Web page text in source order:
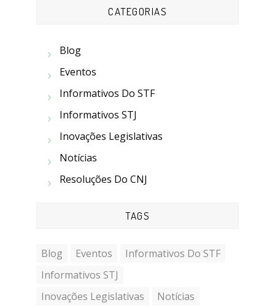
CATEGORIAS
Blog
Eventos
Informativos Do STF
Informativos STJ
Inovações Legislativas
Notícias
Resoluções Do CNJ
TAGS
Blog Eventos
Informativos Do STF
Informativos STJ
Inovações Legislativas
Notícias